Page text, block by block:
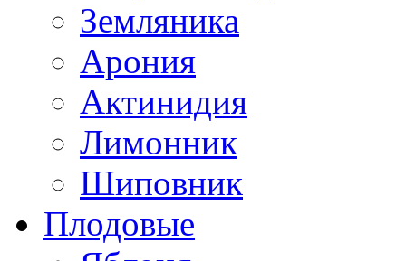
Земляника
Арония
Актинидия
Лимонник
Шиповник
Плодовые